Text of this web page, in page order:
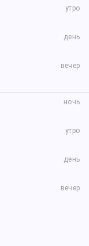
утро
день
вечер
ночь
утро
день
вечер